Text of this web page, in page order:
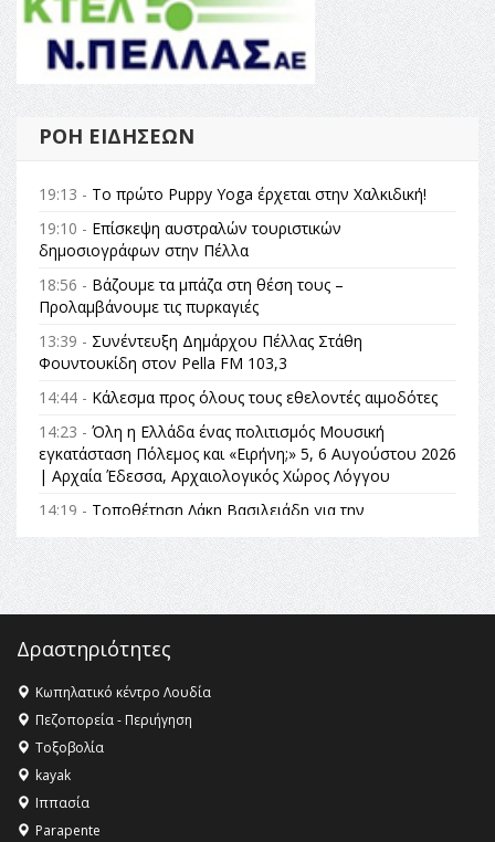
ΡΟΉ ΕΙΔΉΣΕΩΝ
19:13 - Το πρώτο Puppy Yoga έρχεται στην Χαλκιδική!
19:10 - Επίσκεψη αυστραλών τουριστικών
δημοσιογράφων στην Πέλλα
18:56 - Βάζουμε τα μπάζα στη θέση τους –
Προλαμβάνουμε τις πυρκαγιές
13:39 - Συνέντευξη Δημάρχου Πέλλας Στάθη
Φουντουκίδη στον Pella FM 103,3
14:44 - Κάλεσμα προς όλους τους εθελοντές αιμοδότες
14:23 - Όλη η Ελλάδα ένας πολιτισμός Μουσική
εγκατάσταση Πόλεμος και «Ειρήνη;» 5, 6 Αυγούστου 2026
| Αρχαία Έδεσσα, Αρχαιολογικός Χώρος Λόγγου
14:19 - Τοποθέτηση Λάκη Βασιλειάδη για την
Αναθεώρηση του Συντάγματος: «Σε τέτοιες κορυφαίες
θεσμικές διαδικασίες υπάρχει μόνο η ευθύνη απέναντι
στις επόμενες γενιές»
16:35 -Το πρόγραμμα του ΠΑΟΚ στον δεύτερο γύρο του
16:27 - Όλυμπος: Εντάχθηκε στον Κατάλογο Παγκόσμιας
Κληρονομιάς της UNESCO – Ομόφωνη η απόφαση Ο
Όλυμπος αναγνωρίστηκε ως φυσικό και πολιτιστικό
αγαθό εξέχουσας οικουμενικής αξίας για την
ανθρωπότητα
16:18 -
ΣΤΗΝ ΕΔΕΣΣΑ
Δραστηριότητες
Κωπηλατικό κέντρο Λουδία
Πεζοπορεία - Περιήγηση
Τοξοβολία
kayak
Ιππασία
Parapente